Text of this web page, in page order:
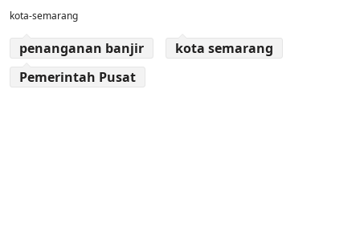
kota-semarang
penanganan banjir
kota semarang
Pemerintah Pusat